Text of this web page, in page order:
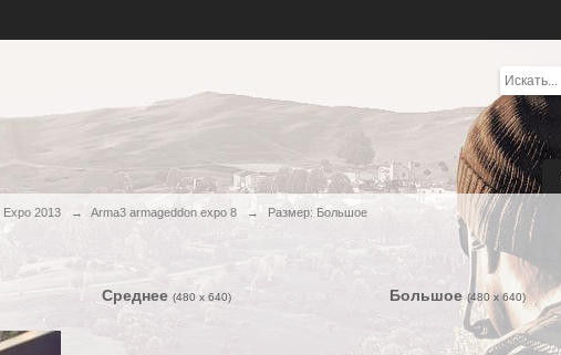
Expo 2013 → Arma3 armageddon expo 8 → Размер: Большое
Среднее (480 x 640) Большое (480 x 640)